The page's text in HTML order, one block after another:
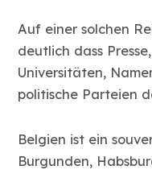
Auf einer solchen
deutlich dass
Universitäten,
politische Parteien
Belgien ist ein
Burgunden,